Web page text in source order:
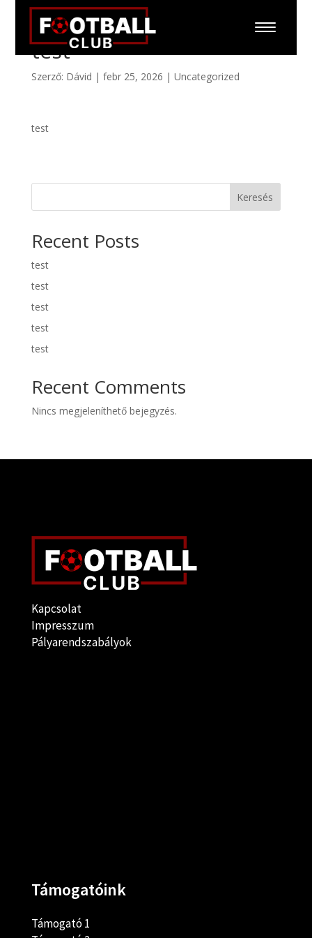
test
Szerző: Dávid | febr 25, 2026 | Uncategorized
test
Keresés
Recent Posts
test
test
test
test
test
Recent Comments
Nincs megjeleníthető bejegyzés.
Kapcsolat
Impresszum
Pályarendszabályok
Támogatóink
Támogató 1